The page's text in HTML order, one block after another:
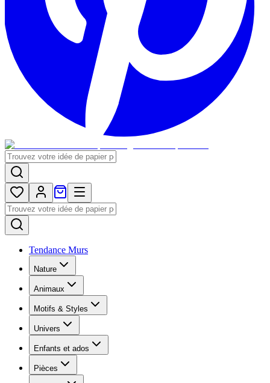
Tendance Murs
Nature
Animaux
Motifs & Styles
Univers
Enfants et ados
Pièces